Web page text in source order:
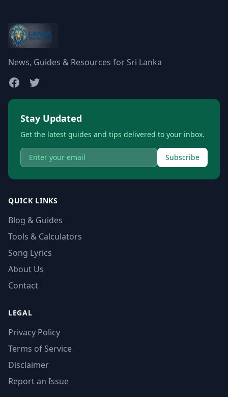
News, Guides & Resources for Sri Lanka
Stay Updated
Get the latest guides and tips delivered to your inbox.
Subscribe
QUICK LINKS
Blog & Guides
Tools & Calculators
Song Lyrics
About Us
Contact
LEGAL
Privacy Policy
Terms of Service
Disclaimer
Report an Issue